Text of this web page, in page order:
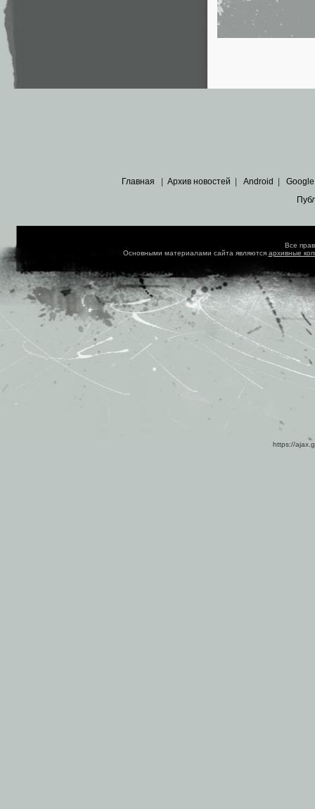
Главная Архив новостей Android Google
Все
Основными материалами сайта являются архивные
https://